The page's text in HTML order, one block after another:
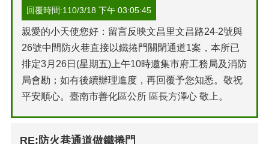
回覆時間:110/3/18 下午 03:05:45
親愛的小天使您好：留言反映文昌里文昌路24-2號與
26號中間防火巷直接以鐵捲門關閉通道1案，本所已
排定3月26日(星期五)上午10時邀集市府工務局及消防
局會勘；如有後續辦理進度，再回覆予您知悉。敬祝
平安順心。臺南市善化區公所 區長方澤心 敬上。
RE:防火巷通道做鐵捲門